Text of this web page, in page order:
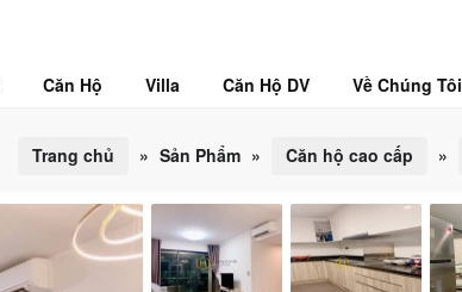
Căn Hộ Villa Căn Hộ DV Về Chúng Tôi
Trang chủ » Sản Phẩm » Căn hộ cao cấp »